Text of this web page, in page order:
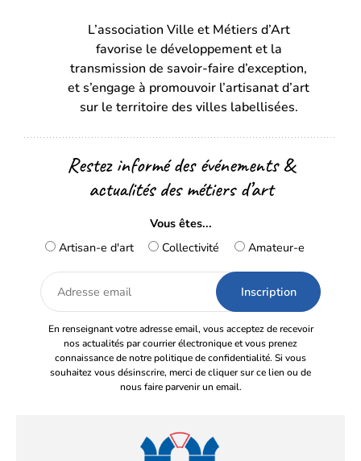
un
onglet)onglet)
L’association Ville et Métiers d’Art
favorise le développement et la
transmission de savoir-faire d’exception,
et s’engage à promouvoir l’artisanat d’art
sur le territoire des villes labellisées.
Restez informé des événements &
actualités des métiers d’art
Vous êtes...
Artisan-e d'art
Collectivité Amateur-e
Adresse
email
En renseignant votre adresse email, vous acceptez de recevoir
nos actualités par courrier électronique et vous prenez
connaissance de notre politique de confidentialité. Si vous
souhaitez vous désinscrire, merci de cliquer sur ce lien ou de
nous faire parvenir un email.